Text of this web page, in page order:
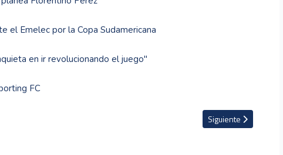
el Emelec por la Copa Sudamericana
en ir revolucionando el juego"
FC
hasta el 2025 Artículo siguiente:
Siguiente